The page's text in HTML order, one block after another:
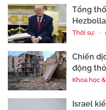
Tổng
Thời sự
Chiến
động
Khoa học
Israel